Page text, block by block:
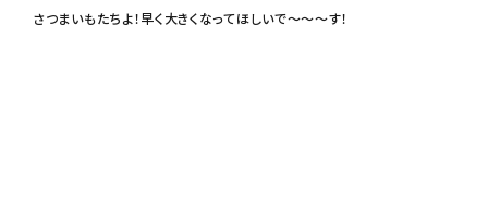
さつまいもたちよ！早く大きくなってほしいで～～～す！